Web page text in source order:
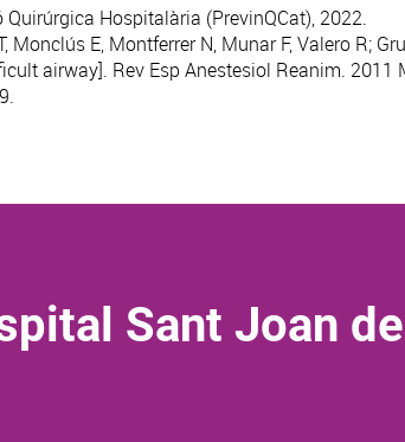
Hospitalària (PrevinQCat), 2022.
E, Montferrer N, Munar F, Valero R;
airway]. Rev Esp Anestesiol Reanim.
Sant Joan